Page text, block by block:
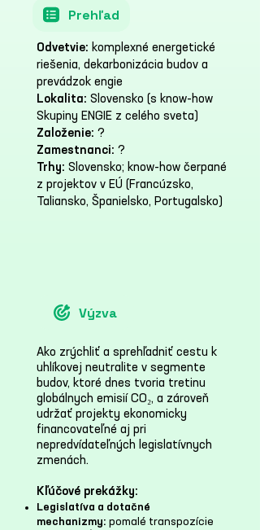
Prehľad
Odvetvie: komplexné energetické
riešenia, dekarbonizácia budov a
prevádzok engie
Lokalita: Slovensko (s know-how
Skupiny ENGIE z celého sveta)
Založenie: ?
Zamestnanci: ?
Trhy: Slovensko; know-how čerpané
z projektov v EÚ (Francúzsko,
Taliansko, Španielsko, Portugalsko)
Výzva
Ako zrýchliť a sprehľadniť cestu k
uhlíkovej neutralite v segmente
budov, ktoré dnes tvoria tretinu
globálnych emisií CO₂, a zároveň
udržať projekty ekonomicky
financovateľné aj pri
nepredvídateľných legislatívnych
zmenách.
Kľúčové prekážky:
Legislatíva a dotačné
mechanizmy: pomalé transpozície